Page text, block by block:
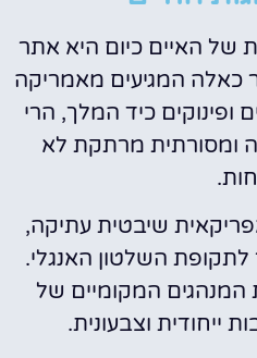
של האיים כיום היא אתר
כאלה המגיעים מאמריקה
ופינוקים כיד המלך, הרי
ומסורתית מרתקת לא
שיבטית עתיקה,
לתקופת השלטון האנגלי.
המקומיים של
ייחודית וצבעונית.